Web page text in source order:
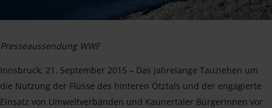
Presseaussendung WWF
Innsbruck, 21. September 2015 – Das jahrelange Tauziehen um
die Nutzung der Flüsse des hinteren Ötztals und der engagierte
Einsatz von Umweltverbänden und Kaunertaler BürgerInnen vor